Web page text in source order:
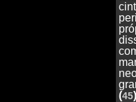
(45)